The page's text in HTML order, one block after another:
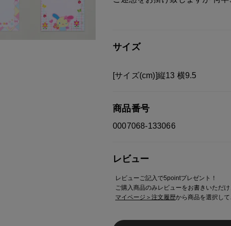
サイズ
[サイズ(cm)]縦13 横9.5
商品番号
0007068-133066
レビュー
レビューご記入で5pointプレゼント！
ご購入商品のみレビューをお書きいただけ
マイページ＞注文履歴から商品を選択し